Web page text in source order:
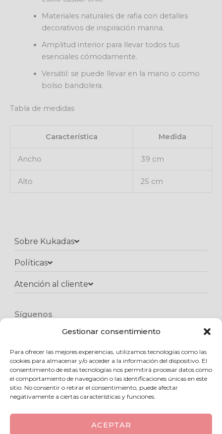
Gestionar consentimiento
Para ofrecer las mejores experiencias, utilizamos tecnologías como las
cookies para almacenar y/o acceder a la información del dispositivo. El
consentimiento de estas tecnologías nos permitirá procesar datos como
el comportamiento de navegación o las identificaciones únicas en este
sitio. No consentir o retirar el consentimiento, puede afectar
negativamente a ciertas características y funciones.
ACEPTAR
Materiales naturales de rafia con detalles
decorativos de inspiración marina.
Amplitud interior para llevar todos tus
esenciales cómodamente.
Versátil: se puede llevar en la mano o como
bolso bandolera.
Tabla de medidas
Característica Medida
Ancho 39 cm
Alto 25 cm
Sobre Kukadas
Políticas
Atención al cliente​
Síguenos
e
b
o
o
k
t
a
g
r
a
m
h
t
s
a
p
p
Copyright © 2025 Kukadas.com | Todos los derechos reservados